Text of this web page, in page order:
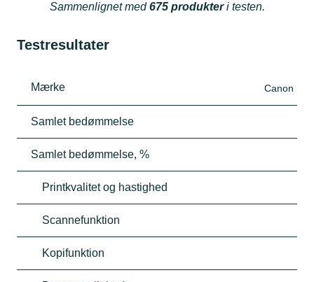
Sammenlignet med675 produkteri testen.
Testresultater
Mærke Canon
Samlet bedømmelse
Samlet bedømmelse, %
Printkvalitet og hastighed
Scannefunktion
Kopifunktion